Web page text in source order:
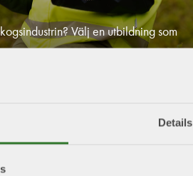
Details
Välj en utbildning som